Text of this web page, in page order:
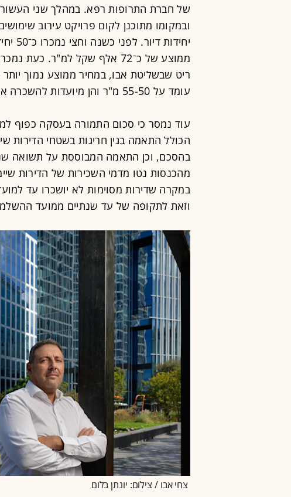
של חברת התרופות רפא. במהלך שני
ממוצע של כ־72 אלף שקל למ"ר.
עומד על 55-50 מ"ר והן מיועדות להשכרה ארוכת־טווח לתושבי האזור.
עוד נמסר כי סכום התמורה בעסקה כפוף
הכולל התאמה בגין חריגות בשטחי הדירות
מהכנסות נטו מדמי השכירות של הדירות
במקרה שדירות מסוימות לא יושכרו עד
וזאת לתקופה של עד שנתיים ממועד
צחי אבו / צילום: יונתן בלום